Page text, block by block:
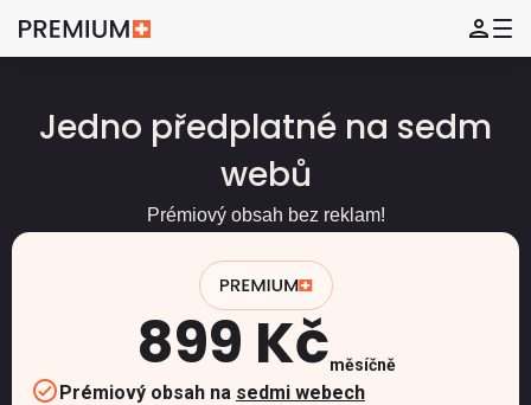
Jedno předplatné na sedm
webů
Prémiový obsah bez reklam!
899 Kčměsíčně
Prémiový obsah na sedmi webech